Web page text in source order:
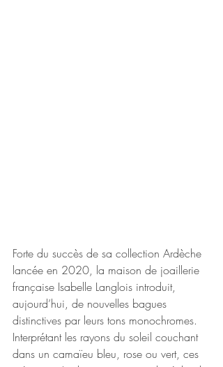
Forte du succès de sa collection Ardèche
lancée en 2020, la maison de joaillerie
française Isabelle Langlois introduit,
aujourd’hui, de nouvelles bagues
distinctives par leurs tons monochromes.
Interprétant les rayons du soleil couchant
dans un camaïeu bleu, rose ou vert, ces